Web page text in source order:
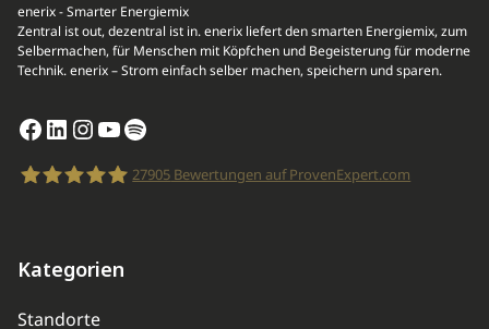
enerix - Smarter Energiemix
Zentral ist out, dezentral ist in. enerix liefert den smarten Energiemix, zum
Selbermachen, für Menschen mit Köpfchen und Begeisterung für moderne
Technik. enerix – Strom einfach selber machen, speichern und sparen.
Facebook
LinkedIn
Instagram
YouTube
Spotify
27905Bewertungen auf ProvenExpert.com
Kategorien
Standorte